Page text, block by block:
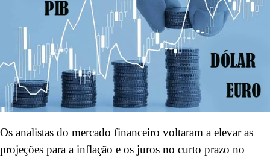
Os analistas do mercado financeiro voltaram a elevar as
projeções para a inflação e os juros no curto prazo no